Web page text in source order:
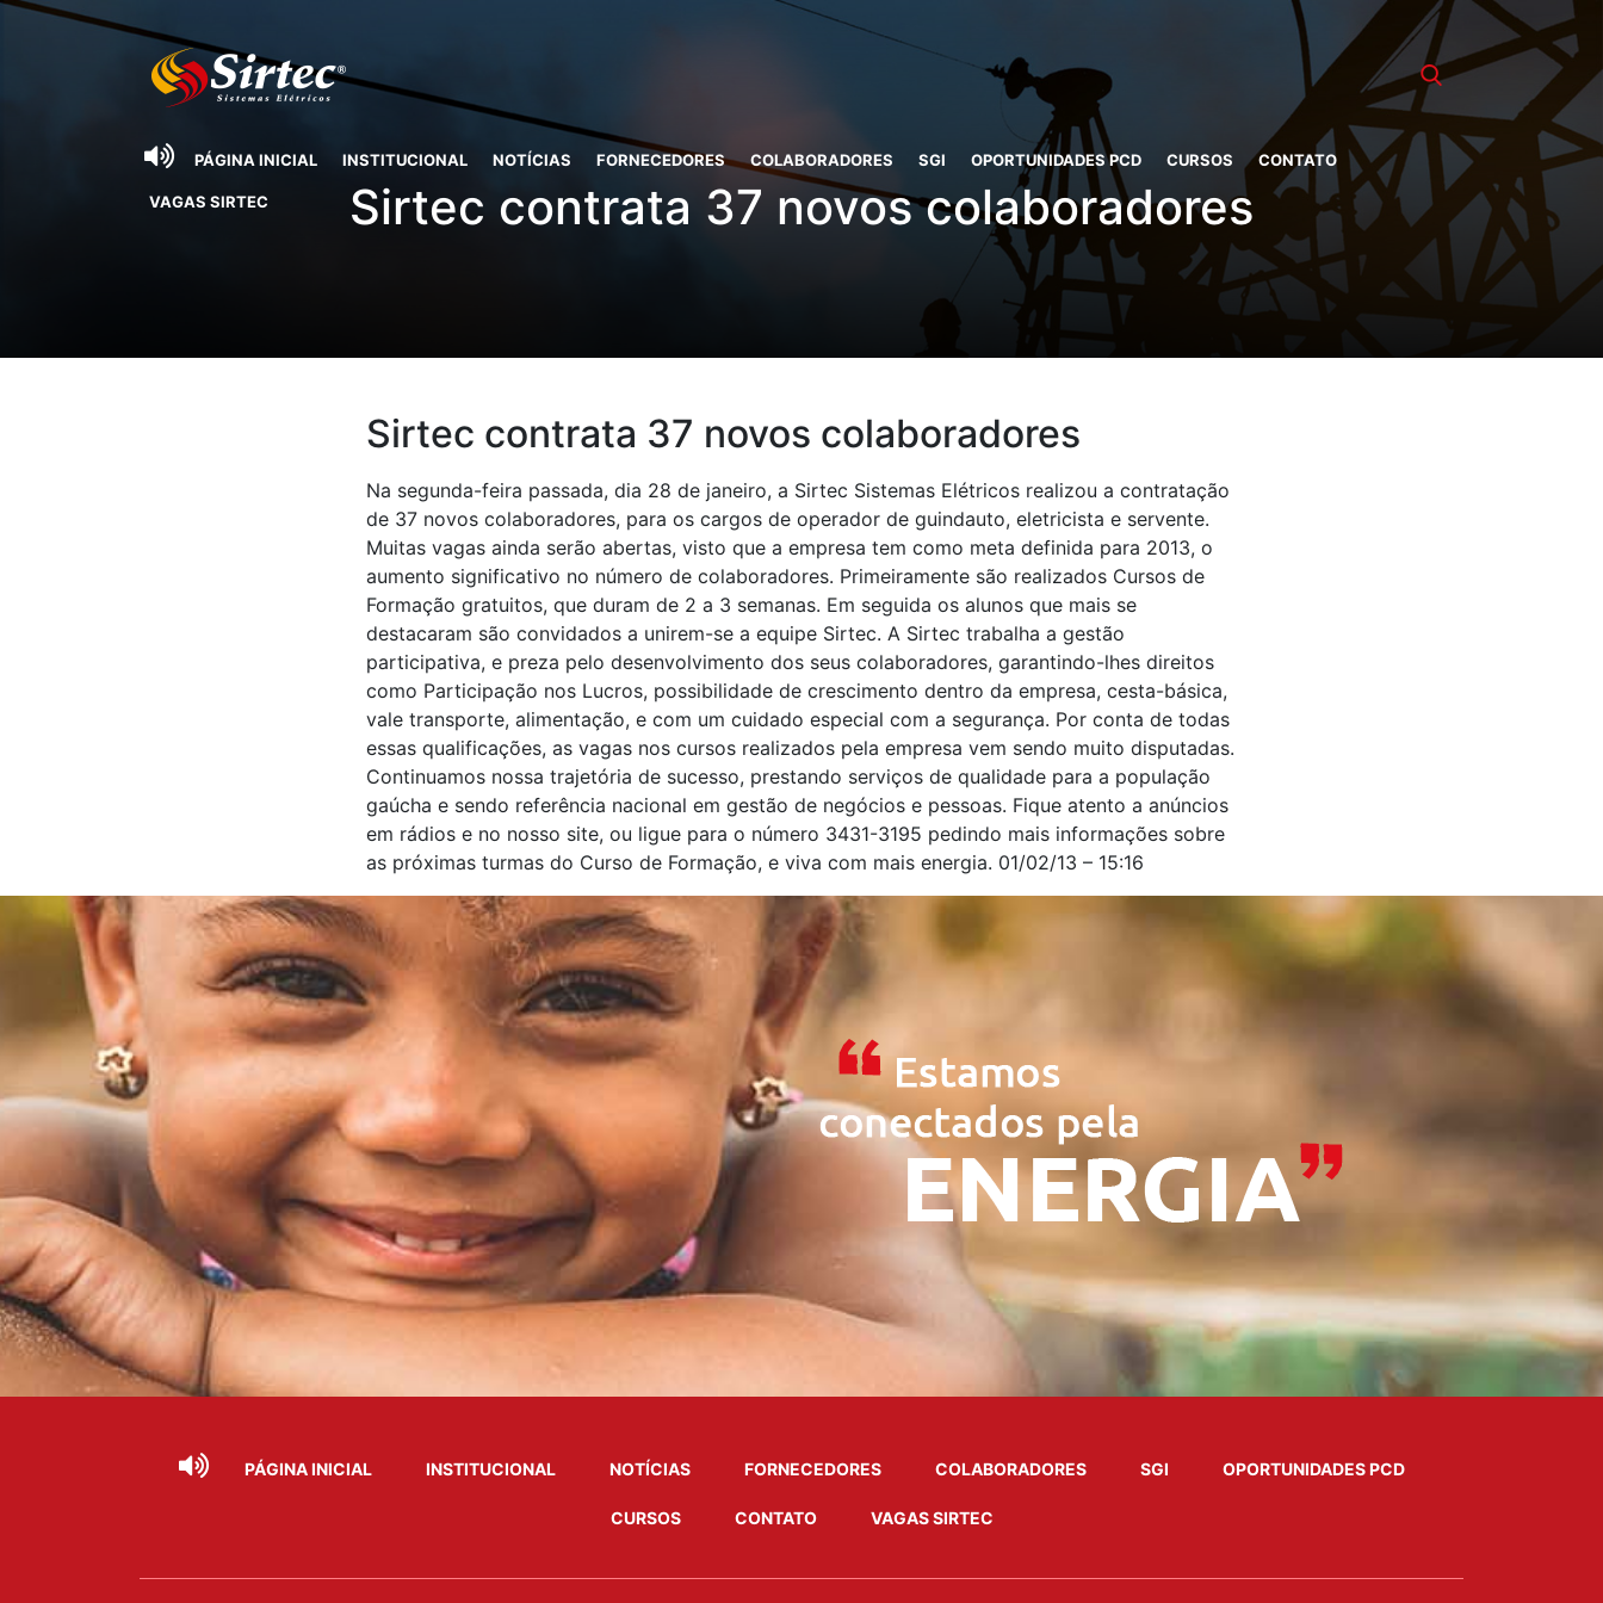
PÁGINA INICIAL INSTITUCIONAL NOTÍCIAS FORNECEDORES COLABORADORES SGI OPORTUNIDADES PCD CURSOS CONTATO
VAGAS SIRTEC Sirtec contrata 37 novos colaboradores
Sirtec contrata 37 novos colaboradores
Na segunda-feira passada, dia 28 de janeiro, a Sirtec Sistemas Elétricos realizou a contratação
de 37 novos colaboradores, para os cargos de operador de guindauto, eletricista e servente.
Muitas vagas ainda serão abertas, visto que a empresa tem como meta definida para 2013, o
aumento significativo no número de colaboradores. Primeiramente são realizados Cursos de
Formação gratuitos, que duram de 2 a 3 semanas. Em seguida os alunos que mais se
destacaram são convidados a unirem-se a equipe Sirtec. A Sirtec trabalha a gestão
participativa, e preza pelo desenvolvimento dos seus colaboradores, garantindo-lhes direitos
como Participação nos Lucros, possibilidade de crescimento dentro da empresa, cesta-básica,
vale transporte, alimentação, e com um cuidado especial com a segurança. Por conta de todas
essas qualificações, as vagas nos cursos realizados pela empresa vem sendo muito disputadas.
Continuamos nossa trajetória de sucesso, prestando serviços de qualidade para a população
gaúcha e sendo referência nacional em gestão de negócios e pessoas. Fique atento a anúncios
em rádios e no nosso site, ou ligue para o número 3431-3195 pedindo mais informações sobre
as próximas turmas do Curso de Formação, e viva com mais energia. 01/02/13 – 15:16
PÁGINA INICIAL INSTITUCIONAL NOTÍCIAS FORNECEDORES COLABORADORES SGI OPORTUNIDADES PCD
CURSOS CONTATO VAGAS SIRTEC